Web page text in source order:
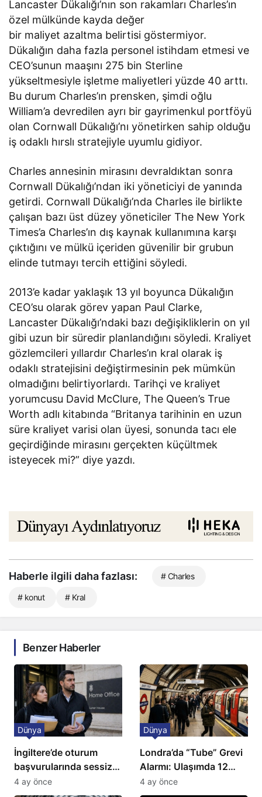
Lancaster Dükalığı’nın son rakamları Charles’ın
özel mülkünde kayda değer
bir maliyet azaltma belirtisi göstermiyor.
Dükalığın daha fazla personel istihdam etmesi ve
CEO’sunun maaşını 275 bin Sterline
yükseltmesiyle işletme maliyetleri yüzde 40 arttı.
Bu durum Charles’ın prensken, şimdi oğlu
William’a devredilen ayrı bir gayrimenkul portföyü
olan Cornwall Dükalığı’nı yönetirken sahip olduğu
iş odaklı hırslı stratejiyle uyumlu gidiyor.
Charles annesinin mirasını devraldıktan sonra
Cornwall Dükalığı’ndan iki yöneticiyi de yanında
getirdi. Cornwall Dükalığı’nda Charles ile birlikte
çalışan bazı üst düzey yöneticiler The New York
Times’a Charles’ın dış kaynak kullanımına karşı
çıktığını ve mülkü içeriden güvenilir bir grubun
elinde tutmayı tercih ettiğini söyledi.
2013’e kadar yaklaşık 13 yıl boyunca Dükalığın
CEO’su olarak görev yapan Paul Clarke,
Lancaster Dükalığı’ndaki bazı değişikliklerin on yıl
gibi uzun bir süredir planlandığını söyledi. Kraliyet
gözlemcileri yıllardır Charles’ın kral olarak iş
odaklı stratejisini değiştirmesinin pek mümkün
olmadığını belirtiyorlardı. Tarihçi ve kraliyet
yorumcusu David McClure, The Queen’s True
Worth adlı kitabında “Britanya tarihinin en uzun
süre kraliyet varisi olan üyesi, sonunda tacı ele
geçirdiğinde mirasını gerçekten küçültmek
isteyecek mi?” diye yazdı.
Haberle ilgili daha fazlası: # Charles
# konut # Kral
Benzer Haberler
İngiltere’de oturum
başvurularında sessiz
kriz: Büyükelçilikten
açıklama!
Dünya
4 ay önce
Londra’da “Tube” Grevi
Alarmı: Ulaşımda 12
Günlük Kaos Kapıda
Dünya
4 ay önce